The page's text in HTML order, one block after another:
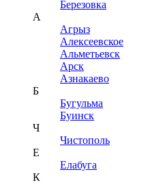
Березовка
А
Агрыз
Алексеевское
Альметьевск
Арск
Азнакаево
Б
Бугульма
Буинск
Ч
Чистополь
Е
Елабуга
К